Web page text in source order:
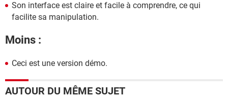
Son interface est claire et facile à comprendre, ce qui
facilite sa manipulation.
Moins :
Ceci est une version démo.
AUTOUR DU MÊME SUJET